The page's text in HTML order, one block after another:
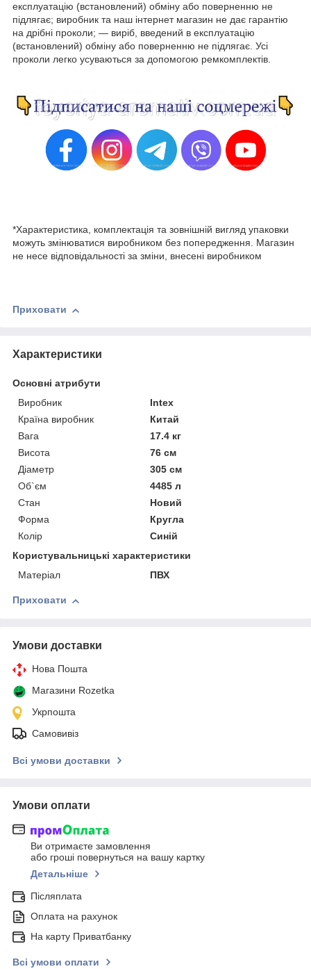
експлуатацію (встановлений) обміну або поверненню не
підлягає; виробник та наш інтернет магазин не дає гарантію
на дрібні проколи; — виріб, введений в експлуатацію
(встановлений) обміну або поверненню не підлягає. Усі
проколи легко усуваються за допомогою ремкомплектів.
*Характеристика, комплектація та зовнішній вигляд упаковки
можуть змінюватися виробником без попередження. Магазин
не несе відповідальності за зміни, внесені виробником
Приховати
Характеристики
Основні атрибути
Виробник
Intex
Країна виробник
Китай
Вага
17.4 кг
Висота
76 см
Діаметр
305 см
Об`єм
4485 л
Стан
Новий
Форма
Кругла
Колір
Синій
Користувальницькі характеристики
Матеріал
ПВХ
Приховати
Умови доставки
Нова Пошта
Магазини Rozetka
Укрпошта
Самовивіз
Всі умови доставки
Умови оплати
Ви отримаєте замовлення
або гроші повернуться на вашу картку
Детальніше
Післяплата
Оплата на рахунок
На карту Приватбанку
Всі умови оплати